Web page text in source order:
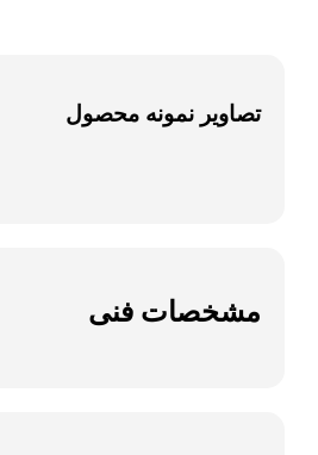
تصاویر نمونه محصول
مشخصات فنی